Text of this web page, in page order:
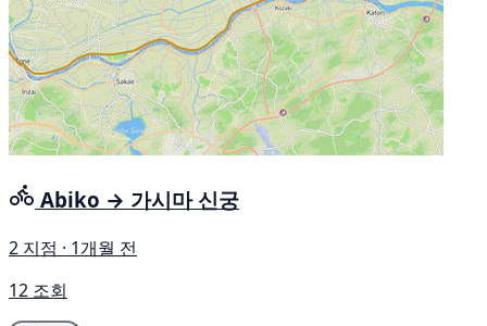
Abiko → 가시마 신궁
2 지점 · 1개월 전
12 조회